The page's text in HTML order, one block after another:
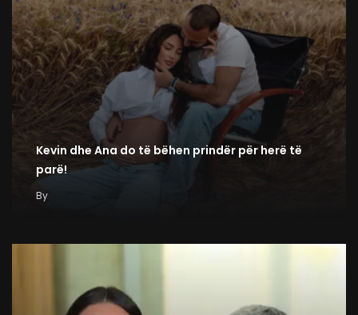
Kevin dhe Ana do të bëhen prindër për herë të
parë!
By